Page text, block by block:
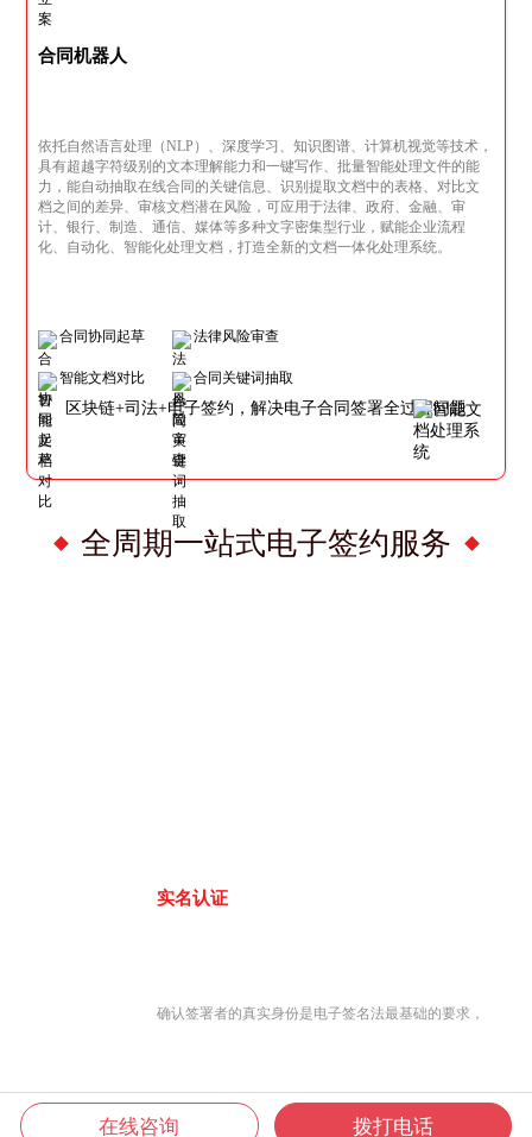
合同机器人
依托自然语言处理（NLP）、深度学习、知识图谱、计算机视觉等技术，
具有超越字符级别的文本理解能力和一键写作、批量智能处理文件的能
力，能自动抽取在线合同的关键信息、识别提取文档中的表格、对比文
档之间的差异、审核文档潜在风险，可应用于法律、政府、金融、审
计、银行、制造、通信、媒体等多种文字密集型行业，赋能企业流程
化、自动化、智能化处理文档，打造全新的文档一体化处理系统。
合同协同起草 法律风险审查
智能文档对比 合同关键词抽取
全周期一站式电子签约服务
区块链+司法+电子签约，解决电子合同签署全过程问题
实名认证
确认签署者的真实身份是电子签名法最基础的要求，
在线咨询 拨打电话